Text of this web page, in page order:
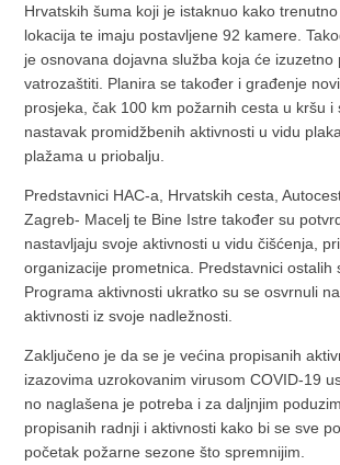
Hrvatskih šuma koji je istaknuo kako
lokacija te imaju postavljene 92 kamere.
je osnovana dojavna služba koja će izuzetno
vatrozaštiti. Planira se također i građenje
prosjeka, čak 100 km požarnih cesta u kršu i
nastavak promidžbenih aktivnosti u vidu
plažama u priobalju.
Predstavnici HAC-a, Hrvatskih cesta,
Zagreb- Macelj te Bine Istre također su
nastavljaju svoje aktivnosti u vidu čišćenja,
organizacije prometnica. Predstavnici ostalih
Programa aktivnosti ukratko su se osvrnuli
aktivnosti iz svoje nadležnosti.
Zaključeno je da se je većina propisanih
izazovima uzrokovanim virusom COVID-19
no naglašena je potreba i za daljnjim
propisanih radnji i aktivnosti kako bi se sve
početak požarne sezone što spremnijim.